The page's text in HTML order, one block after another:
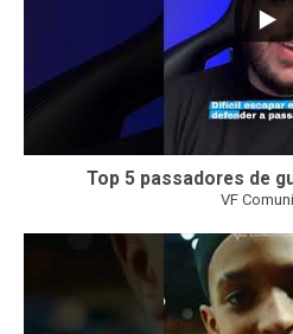
Top 5 passadores de
VF